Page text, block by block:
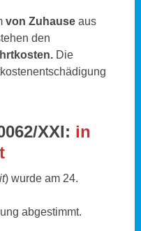
von Zuhauseaus
den
Die
XXI: in
) wurde am 24.
abgestimmt.